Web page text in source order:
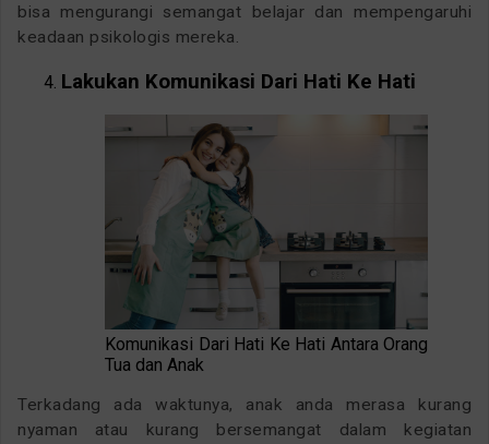
bisa mengurangi semangat belajar dan mempengaruhi
keadaan psikologis mereka.
Lakukan Komunikasi Dari Hati Ke Hati
Komunikasi Dari Hati Ke Hati Antara Orang
Tua dan Anak
Terkadang ada waktunya, anak anda merasa kurang
nyaman atau kurang bersemangat dalam kegiatan